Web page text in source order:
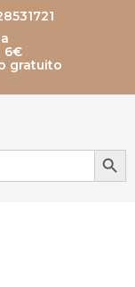
6€
gratuito
Botón de